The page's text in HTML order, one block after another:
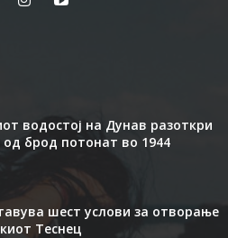
водостој на Дунав разоткри
брод потонат во 1944
шест услови за отворање
Теснец